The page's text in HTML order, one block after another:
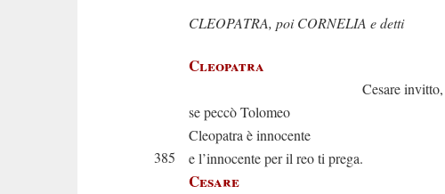
CLEOPATRA, poi CORNELIA e detti
Cleopatra
Cesare invitto,
se peccò Tolomeo
Cleopatra è innocente
385
e l’innocente per il reo ti prega.
Cesare